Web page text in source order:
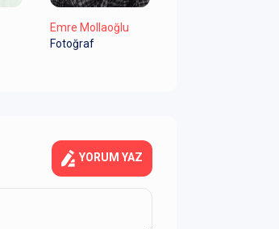
Emre Mollaoğlu
Fotoğraf
YORUM YAZ